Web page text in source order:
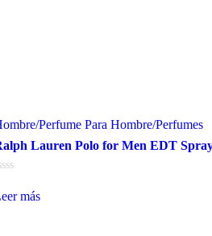
/Perfume Para Hombre/Perfumes
Lauren Polo for Men EDT
más